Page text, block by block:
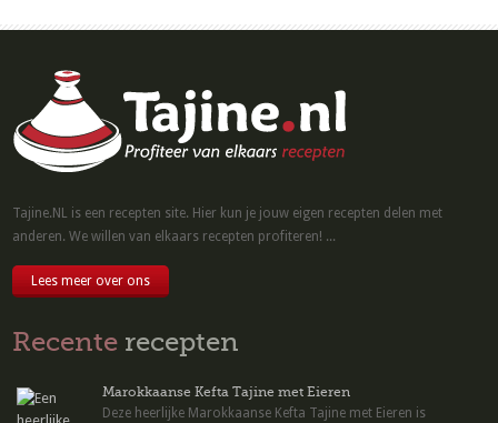
Tajine.NL is een recepten site. Hier kun je jouw eigen recepten delen met
anderen. We willen van elkaars recepten profiteren! ...
Lees meer over ons
Recente recepten
Marokkaanse Kefta Tajine met Eieren
Deze heerlijke Marokkaanse Kefta Tajine met Eieren is